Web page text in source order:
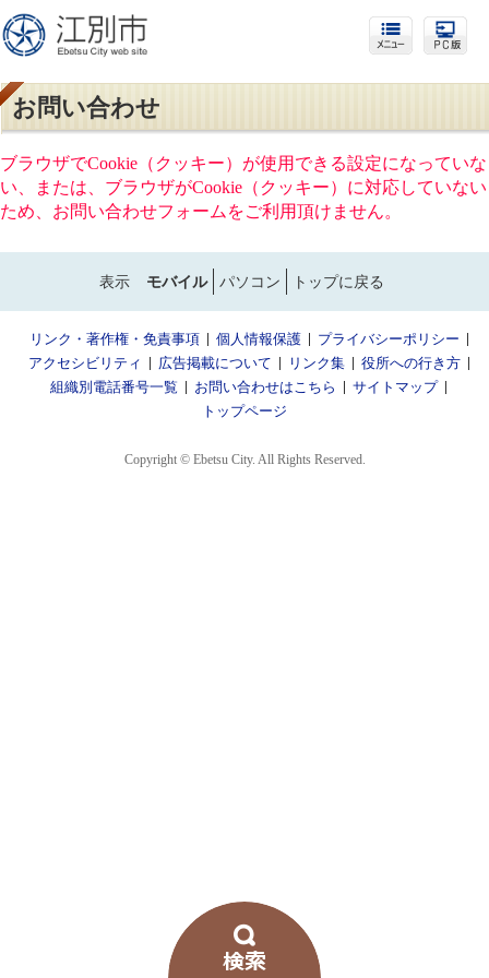
お問い合わせ
ブラウザでCookie（クッキー）が使用できる設定になっていな
い、または、ブラウザがCookie（クッキー）に対応していない
ため、お問い合わせフォームをご利用頂けません。
表示 モバイル パソコン トップに戻る
リンク・著作権・免責事項 個人情報保護
プライバシーポリシー
アクセシビリティ
広告掲載について リンク集
役所への行き方
組織別電話番号一覧
お問い合わせはこちら
サイトマップ
トップページ
Copyright © Ebetsu City. All Rights Reserved.